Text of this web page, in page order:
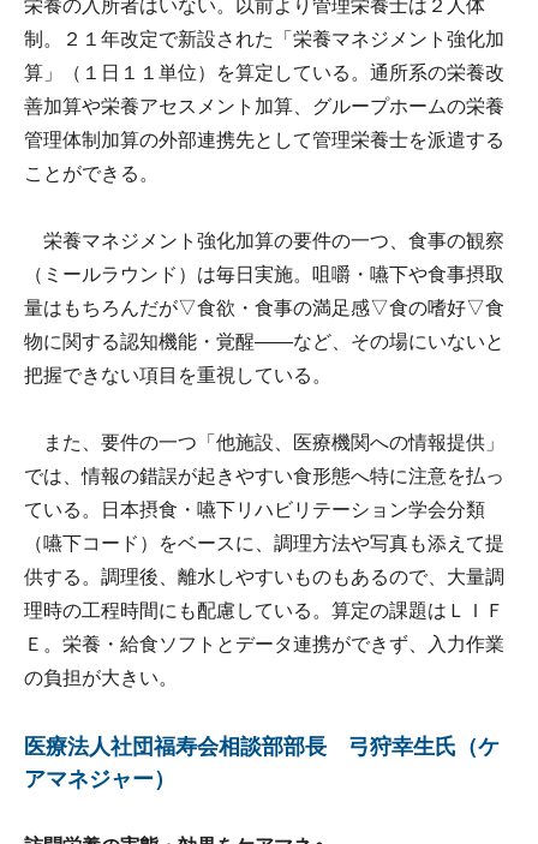
栄養の入所者はいない。以前より管理栄養士は２人体
制。２１年改定で新設された「栄養マネジメント強化加
算」（１日１１単位）を算定している。通所系の栄養改
善加算や栄養アセスメント加算、グループホームの栄養
管理体制加算の外部連携先として管理栄養士を派遣する
ことができる。
栄養マネジメント強化加算の要件の一つ、食事の観察
（ミールラウンド）は毎日実施。咀嚼・嚥下や食事摂取
量はもちろんだが▽食欲・食事の満足感▽食の嗜好▽食
物に関する認知機能・覚醒――など、その場にいないと
把握できない項目を重視している。
また、要件の一つ「他施設、医療機関への情報提供」
では、情報の錯誤が起きやすい食形態へ特に注意を払っ
ている。日本摂食・嚥下リハビリテーション学会分類
（嚥下コード）をベースに、調理方法や写真も添えて提
供する。調理後、離水しやすいものもあるので、大量調
理時の工程時間にも配慮している。算定の課題はＬＩＦ
Ｅ。栄養・給食ソフトとデータ連携ができず、入力作業
の負担が大きい。
医療法人社団福寿会相談部部長 弓狩幸生氏（ケ
アマネジャー）